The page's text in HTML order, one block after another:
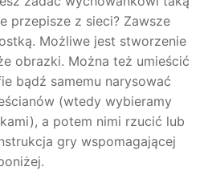
przepisze z sieci? Zawsze
Możliwe jest stworzenie
obrazki. Można też umieścić
bądź samemu narysować
(wtedy wybieramy
a potem nimi rzucić lub
gry wspomagającej